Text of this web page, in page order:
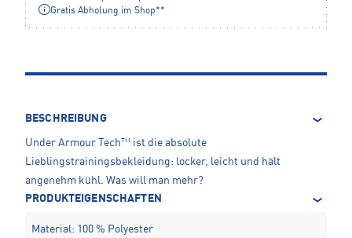
Gratis Abholung im Shop**
BESCHREIBUNG
Under Armour Tech™ ist die absolute
Lieblingstrainingsbekleidung: locker, leicht und hält
angenehm kühl. Was will man mehr?
PRODUKTEIGENSCHAFTEN
Material: 100 % Polyester